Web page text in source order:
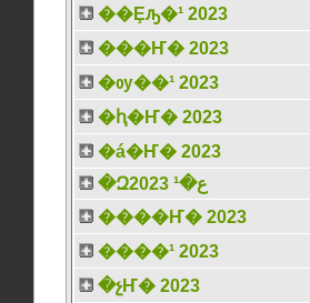
��Ȩԡ�¹ 2023
���Ҥ� 2023
�ѹ��¹ 2023
�ԧ�Ҥ� 2023
�á�Ҥ� 2023
�Զع�¹ 2023
����Ҥ� 2023
����¹ 2023
�չҤ� 2023